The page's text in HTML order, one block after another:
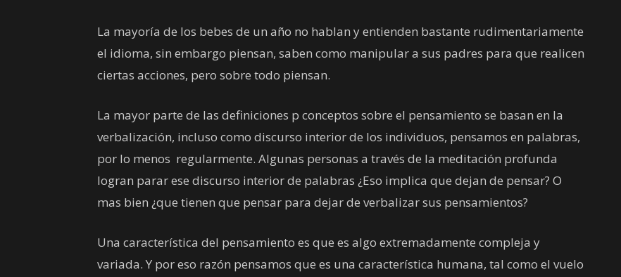
La mayoría de los bebes de un año no hablan y entienden bastante rudimentariamente
el idioma, sin embargo piensan, saben como manipular a sus padres para que realicen
ciertas acciones, pero sobre todo piensan.
La mayor parte de las definiciones p conceptos sobre el pensamiento se basan en la
verbalización, incluso como discurso interior de los individuos, pensamos en palabras,
por lo menos regularmente. Algunas personas a través de la meditación profunda
logran parar ese discurso interior de palabras ¿Eso implica que dejan de pensar? O
mas bien ¿que tienen que pensar para dejar de verbalizar sus pensamientos?
Una característica del pensamiento es que es algo extremadamente compleja y
variada. Y por eso razón pensamos que es una característica humana, tal como el vuelo